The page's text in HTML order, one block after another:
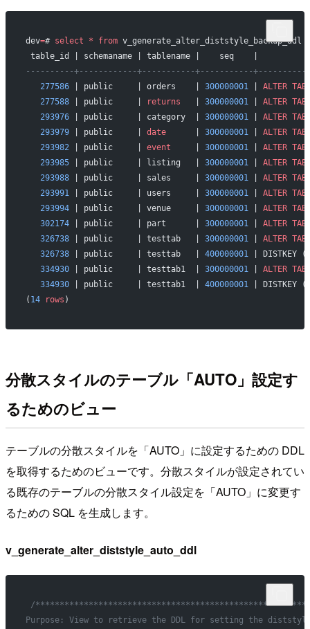
dev=# select * from v_generate_alter_diststyle_backup_ddl
table_id | schemaname | tablename |
----------+------------+-----------+-----------
   277586
| public     | orders    | 300000001 ALTER
   277588
| public     | returns 300000001 ALTER
   293976
| public     | category  | 300000001 ALTER
   293979
| public     | date
      |
300000001 ALTER
   293982
| public     | event 300000001 ALTER
   293985
| public     | listing   | 300000001 ALTER
   293988
| public     | sales     | 300000001 ALTER
   293991
| public     | users     | 300000001 ALTER
   293994
| public     | venue     | 300000001 ALTER
   302174
| public     | part      | 300000001 ALTER
   326738
| public     | testtab   | 300000001 ALTER
   326738
| public     | testtab   | 400000001
| DISTKEY
   334930
| public     | testtab1  | 300000001 ALTER
   334930
| public     | testtab1  | 400000001
| DISTKEY
( 14 rows )
分散スタイルのテーブル「AUTO」設定す
るためのビュー
テーブルの分散スタイルを「AUTO」に設定するための DDL
を取得するためのビューです。分散スタイルが設定されてい
る既存のテーブルの分散スタイル設定を「AUTO」に変更す
るための SQL を生成します。
v_generate_alter_diststyle_auto_ddl
/
Purpose: View to retrieve the DDL for setting the